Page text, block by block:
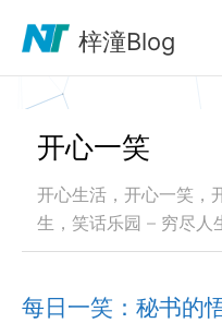
梓潼Blog
开心一笑
开心生活，开心一笑，
生，笑话乐园 – 穷尽人
每日一笑：秘书的